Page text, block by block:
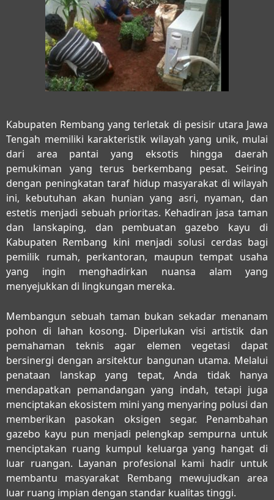
Kabupaten Rembang yang terletak di pesisir utara Jawa
Tengah memiliki karakteristik wilayah yang unik, mulai
dari area pantai yang eksotis hingga daerah
pemukiman yang terus berkembang pesat. Seiring
dengan peningkatan taraf hidup masyarakat di wilayah
ini, kebutuhan akan hunian yang asri, nyaman, dan
estetis menjadi sebuah prioritas. Kehadiran jasa taman
dan lanskaping, dan pembuatan gazebo kayu di
Kabupaten Rembang kini menjadi solusi cerdas bagi
pemilik rumah, perkantoran, maupun tempat usaha
yang ingin menghadirkan nuansa alam yang
menyejukkan di lingkungan mereka.
Membangun sebuah taman bukan sekadar menanam
pohon di lahan kosong. Diperlukan visi artistik dan
pemahaman teknis agar elemen vegetasi dapat
bersinergi dengan arsitektur bangunan utama. Melalui
penataan lanskap yang tepat, Anda tidak hanya
mendapatkan pemandangan yang indah, tetapi juga
menciptakan ekosistem mini yang menyaring polusi dan
memberikan pasokan oksigen segar. Penambahan
gazebo kayu pun menjadi pelengkap sempurna untuk
menciptakan ruang kumpul keluarga yang hangat di
luar ruangan. Layanan profesional kami hadir untuk
membantu masyarakat Rembang mewujudkan area
luar ruang impian dengan standar kualitas tinggi.